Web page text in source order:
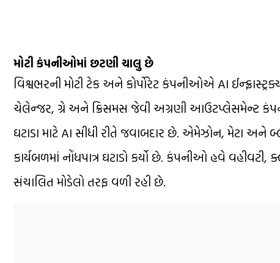
મોટી કંપનીઓમાં છટણી ચાલુ છે
વિશ્વભરની મોટી ટેક અને કોર્પોરેટ કંપનીઓએ AI
ચેલેન્જર, ગ્રે અને ક્રિસમસ જેવી અગ્રણી આઉટપ્લેસમેન્ટ
ઘટાડા માટે AI સીધી રીતે જવાબદાર છે. એમેઝોન, મેટા
કાર્યબળમાં નોંધપાત્ર ઘટાડો કર્યો છે. કંપનીઓ હવે
સંચાલિત મોડેલો તરફ વળી રહી છે.